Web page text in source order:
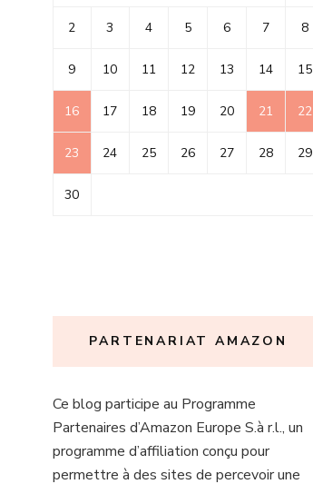
2 3 4 5 6 7 8
9 10 11 12 13 14 15
16 17 18 19 20 21 22
23 24 25 26 27 28 29
30
PARTENARIAT AMAZON
Ce blog participe au Programme
Partenaires d’Amazon Europe S.à r.l., un
programme d’affiliation conçu pour
permettre à des sites de percevoir une